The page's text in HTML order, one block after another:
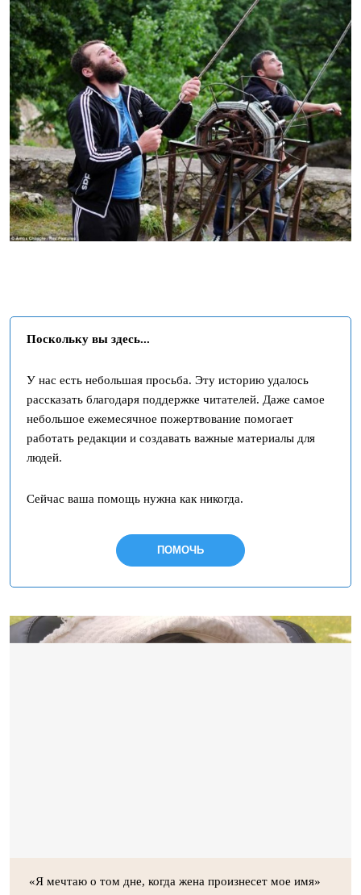
Поскольку вы здесь...
У нас есть небольшая просьба. Эту историю удалось
рассказать благодаря поддержке читателей. Даже самое
небольшое ежемесячное пожертвование помогает
работать редакции и создавать важные материалы для
людей.
Сейчас ваша помощь нужна как никогда.
ПОМОЧЬ
«Я мечтаю о том дне, когда жена произнесет мое имя»